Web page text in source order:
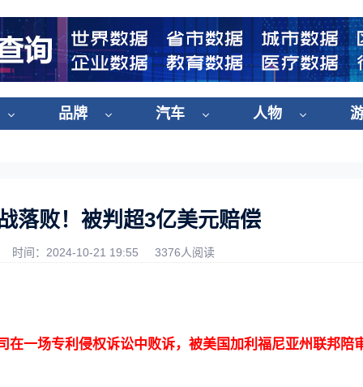
品牌 汽车 人物
落败！被判超3亿美元赔偿
时间：2024-10-21 19:55 3376人阅读
在一场专利侵权诉讼中败诉，被美国加利福尼亚州联邦陪